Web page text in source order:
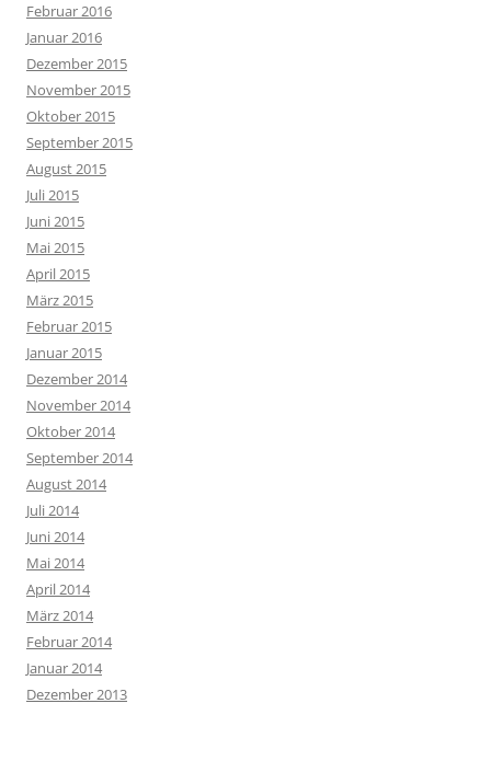
Februar 2016
Januar 2016
Dezember 2015
November 2015
Oktober 2015
September 2015
August 2015
Juli 2015
Juni 2015
Mai 2015
April 2015
März 2015
Februar 2015
Januar 2015
Dezember 2014
November 2014
Oktober 2014
September 2014
August 2014
Juli 2014
Juni 2014
Mai 2014
April 2014
März 2014
Februar 2014
Januar 2014
Dezember 2013